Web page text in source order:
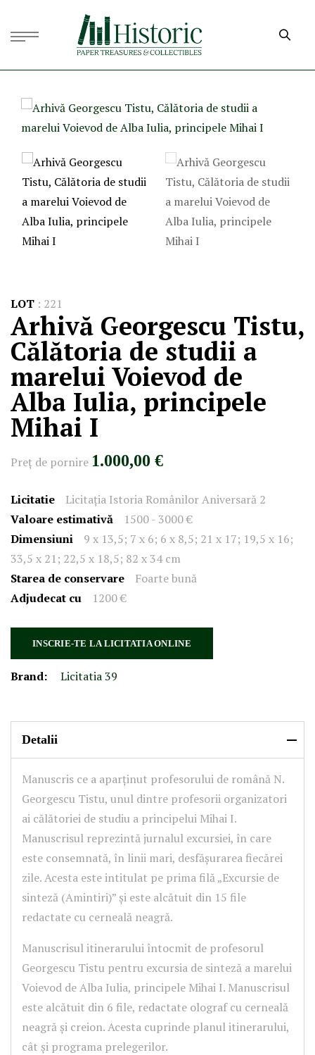
LOT : 221
Arhivă Georgescu Tistu,
Călătoria de studii a
marelui Voievod de
Alba Iulia, principele
Mihai I
Preţ de pornire 1.000,00 €
Licitatie
Licitația Istoria Românilor Aniversară 2
Valoare estimativă
1500 - 3000 €
Dimensiuni
9 x 13,5; 7 x 6; 6 x 8,5; 21 x 17; 19,5 x 16;
33,5 x 21; 22,5 x 18,5; 82 x 34 cm
Starea de conservare
Foarte bună
Adjudecat cu
1200 €
INSCRIE-TE LA LICITATIA ONLINE
Brand: Licitatia 39
Detalii
Manuscris ce a aparținut profesorului de română N.
Georgescu Tistu, unul dintre profesorii organizatori
ai călătoriei de studiu a principelui Mihai I.
Manuscrisul reprezintă jurnalul excursiei, în care
este consemnată, în linii mari, desfășurarea fiecărei
zile. Acesta este intitulat pe prima filă „Excursie de
sinteză (Amintiri)” și este alcătuit din 15 file
redactate cu cerneală neagră.
Manuscrisul itinerarului întocmit de profesorul
Georgescu Tistu pentru excursia de sinteză a marelui
Voievod de Alba Iulia, principele Mihai I. Manuscrisul
este alcătuit din 6 file, redactate olograf cu cerneală
neagră și creion. Acesta cuprinde planul itinerarului,
cât și programa prelegerilor.